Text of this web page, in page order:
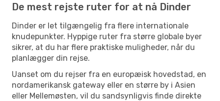
De mest rejste ruter for at nå Dinder
Dinder er let tilgængelig fra flere internationale
knudepunkter. Hyppige ruter fra større globale byer
sikrer, at du har flere praktiske muligheder, når du
planlægger din rejse.
Uanset om du rejser fra en europæisk hovedstad, en
nordamerikansk gateway eller en større by i Asien
eller Mellemøsten, vil du sandsynligvis finde direkte